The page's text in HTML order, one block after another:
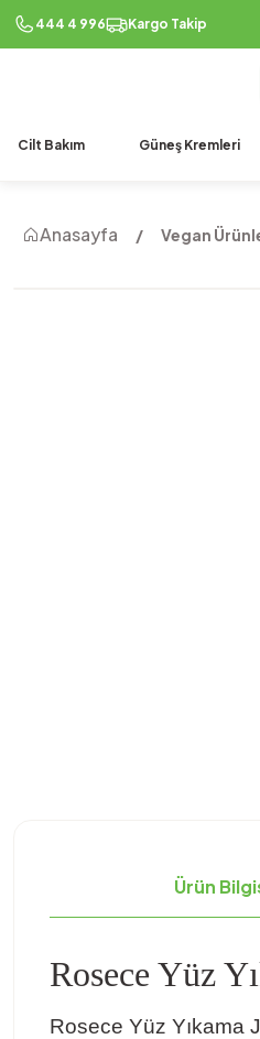
444 4 996 Kargo Takip
Cilt Bakım Güneş Kremleri
Anasayfa Vegan
Ürün
Rosece Yüz
Rosece Yüz Yıkama